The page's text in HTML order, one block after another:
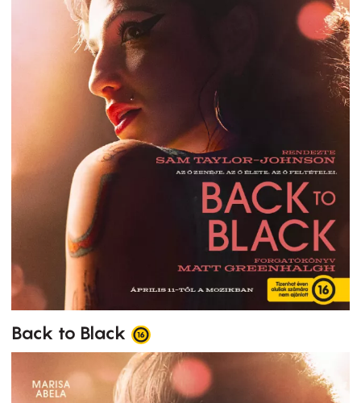
Back to Black